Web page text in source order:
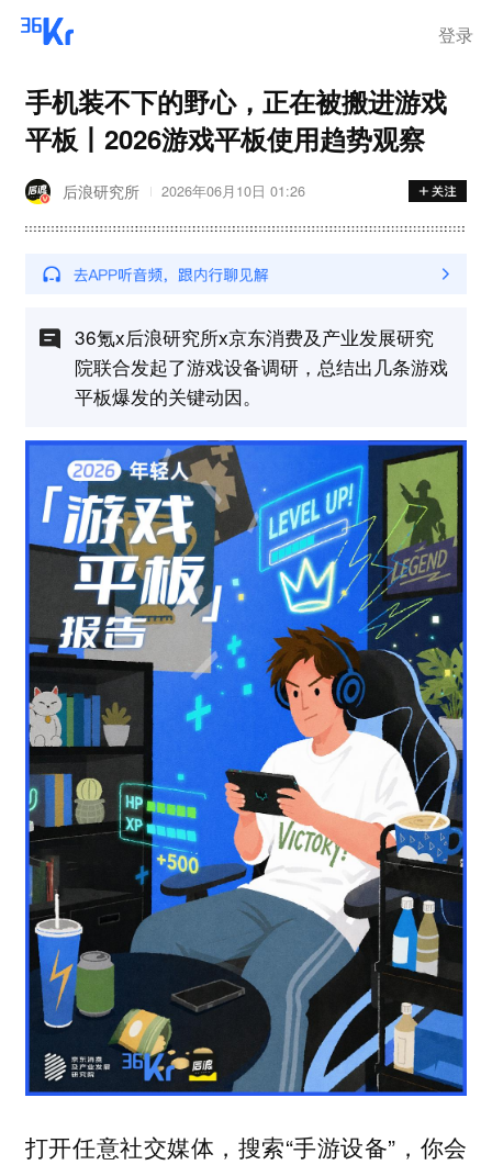
登录
手机装不下的野心，正在被搬进游戏
平板丨2026游戏平板使用趋势观察
后浪研究所 2026年06月10日 01:26
36氪x后浪研究所x京东消费及产业发展研究
院联合发起了游戏设备调研，总结出几条游戏
平板爆发的关键动因。
打开任意社交媒体，搜索“手游设备”，你会